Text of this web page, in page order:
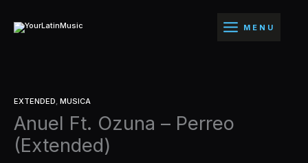
contenido
MENU
EXTENDED, MUSICA
Anuel Ft. Ozuna – Perreo
(Extended)
Ft.
Ozuna
-
Perreo
Perreo
(Extended)